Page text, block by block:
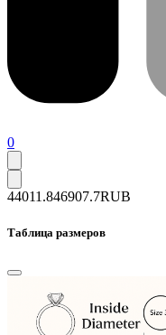
0
44011.846907.7RUB
Таблица размеров